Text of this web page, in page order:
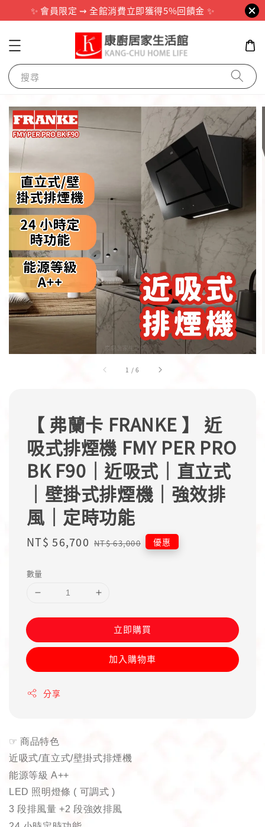
✨ 會員限定 ⇝ 全館消費立即獲得5%回饋金 ✨
搜尋
1 /6
【 弗蘭卡 FRANKE 】 近
吸式排煙機 FMY PER PRO
BK F90｜近吸式｜直立式
｜壁掛式排煙機｜強效排
風｜定時功能
Sale
NT$ 56,700 Regular
NT$ 63,000 優惠
數量
立即購買
加入購物車
分享
☞ 商品特色
近吸式/直立式/壁掛式排煙機
能源等級 A++
LED 照明燈條 ( 可調式 )
3段排風量 +2段強效排風